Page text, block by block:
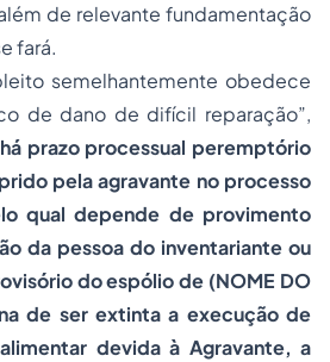
de relevante fundamentação
fará.
semelhantemente obedece
de dano de difícil reparação”,
há prazo processual peremptório
pela agravante no processo
qual depende de provimento
da pessoa do inventariante ou
do espólio de (NOME DO
de ser extinta a execução de
devida à Agravante, a